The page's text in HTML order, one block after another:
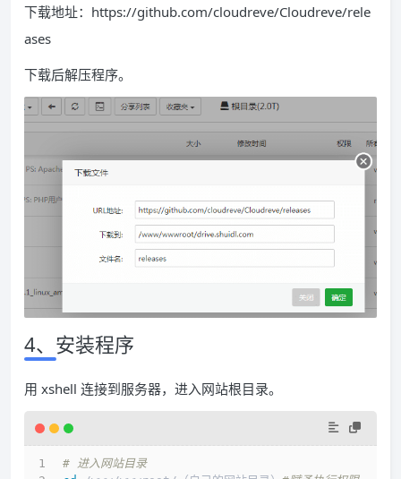
下载地址：https://github.com/cloudreve/Cloudreve/rele
ases
下载后解压程序。
4、安装程序
用 xshell 连接到服务器，进入网站根目录。
# 进入网站目录